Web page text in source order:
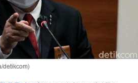
detikcom)